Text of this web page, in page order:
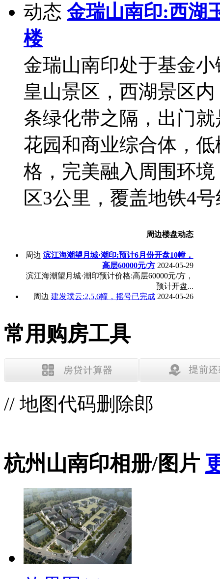
动态 金瑞山南印:西湖
楼
金瑞山南印处于基金
皇山景区，西湖景区
条绿化带之隔，出门
花园和商业综合体，
格，完美融入周围环
区3公里，覆盖地铁4
周边楼盘动态
周边 滨江海潮望月城·潮印:预计6月份开盘10幢，
高层60000元/方 2024-05-29
滨江海潮望月城·潮印预计价格:高层60000元/方，
预计开盘...
周边 建发璞云:2,5,6幢，摇号已完成 2024-05-26
常用购房工具
// 地图代码删除郎
杭州山南印相册/图片